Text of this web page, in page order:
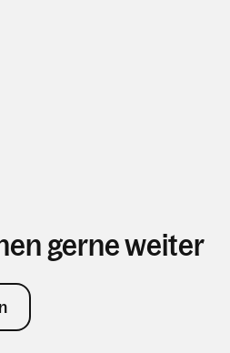
gerne weiter